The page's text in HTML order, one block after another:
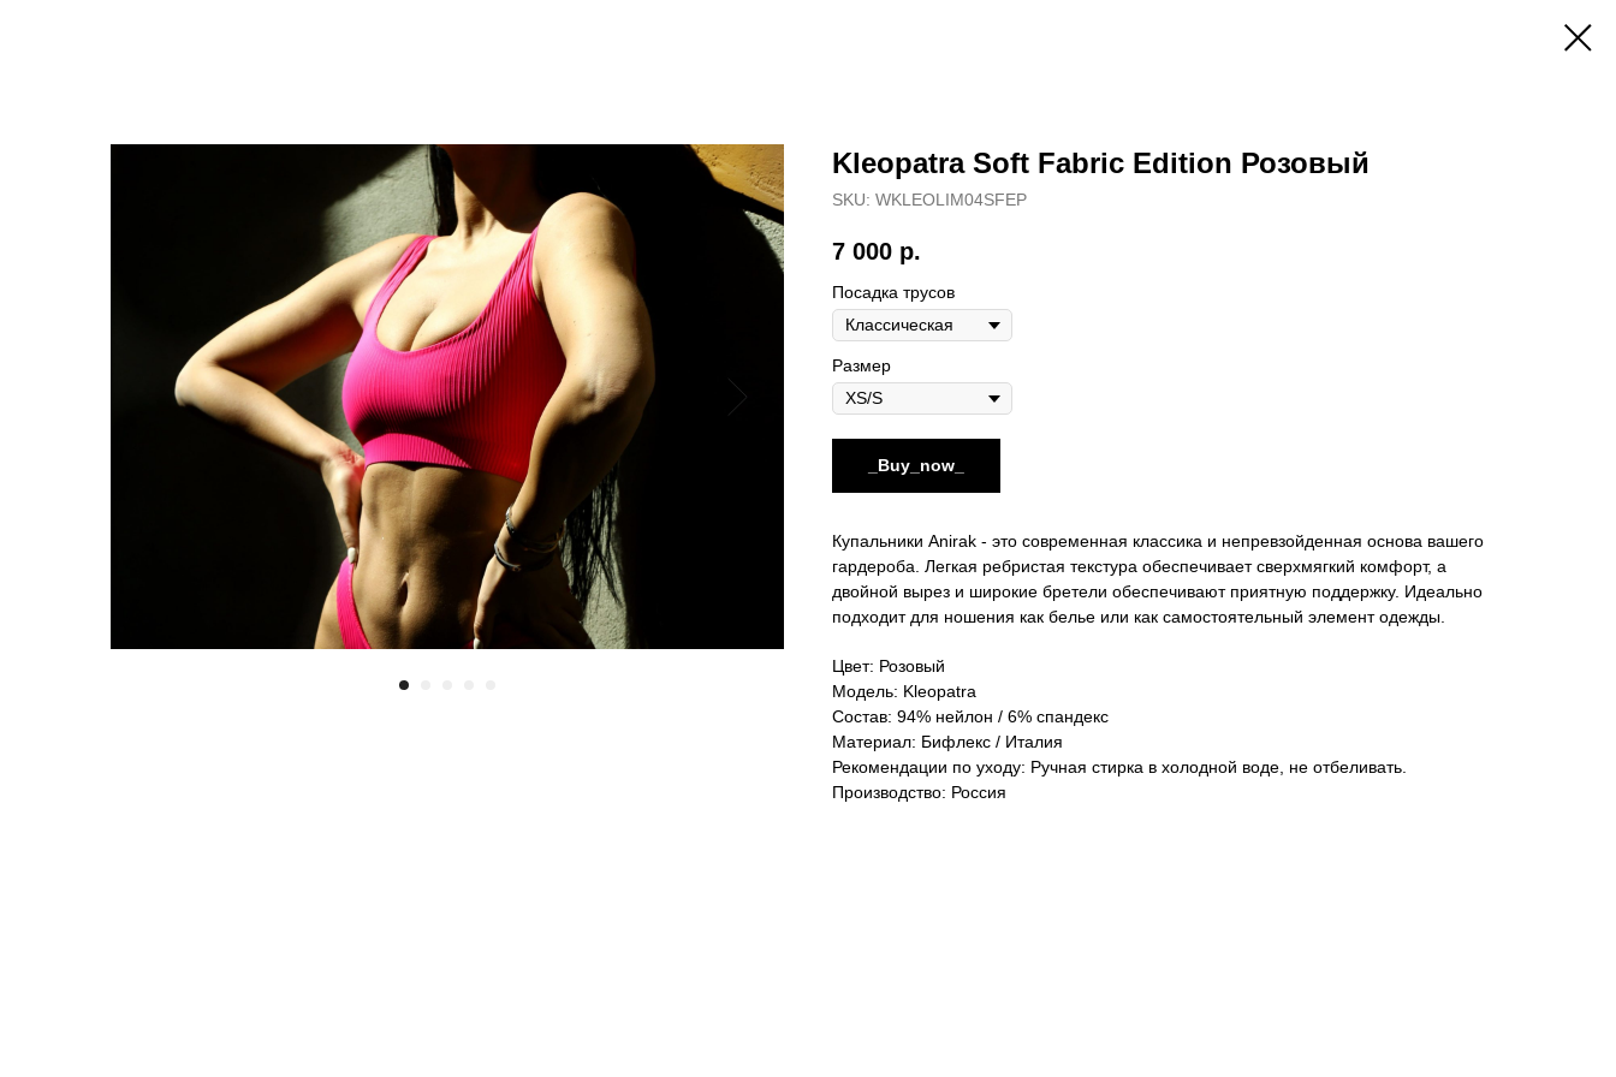
Kleopatra Soft Fabric Edition Розовый
SKU: WKLEOLIM04SFEP
7 000 р.
Посадка трусов
Размер
_Buy_now_
Купальники Anirak - это современная классика и непревзойденная основа вашего
гардероба. Легкая ребристая текстура обеспечивает сверхмягкий комфорт, а
двойной вырез и широкие бретели обеспечивают приятную поддержку. Идеально
подходит для ношения как белье или как самостоятельный элемент одежды.
Цвет: Розовый
Модель: Kleopatra
Состав: 94% нейлон / 6% спандекс
Материал: Бифлекс / Италия
Рекомендации по уходу: Ручная стирка в холодной воде, не отбеливать.
Производство: Россия